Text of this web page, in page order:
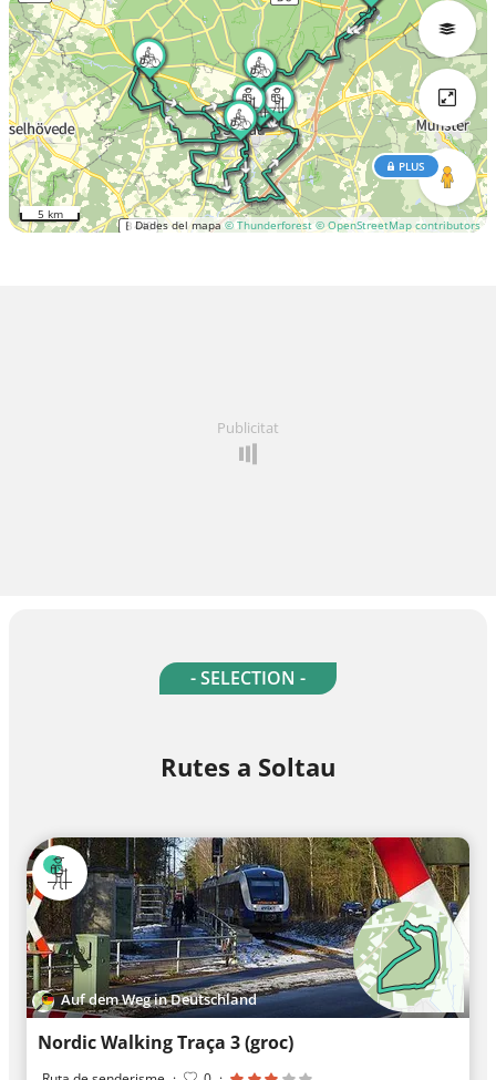
Dades del mapa© Thunderforest © OpenStreetMap contributors
PLUS
5 km
Publicitat
- SELECTION -
Rutes a Soltau
Auf dem Weg in Deutschland
Nordic Walking Traça 3 (groc)